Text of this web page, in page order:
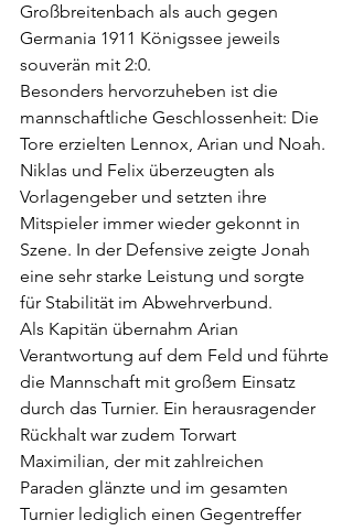
Großbreitenbach als auch gegen
Germania 1911 Königssee jeweils
souverän mit 2:0.
Besonders hervorzuheben ist die
mannschaftliche Geschlossenheit: Die
Tore erzielten Lennox, Arian und Noah.
Niklas und Felix überzeugten als
Vorlagengeber und setzten ihre
Mitspieler immer wieder gekonnt in
Szene. In der Defensive zeigte Jonah
eine sehr starke Leistung und sorgte
für Stabilität im Abwehrverbund.
Als Kapitän übernahm Arian
Verantwortung auf dem Feld und führte
die Mannschaft mit großem Einsatz
durch das Turnier. Ein herausragender
Rückhalt war zudem Torwart
Maximilian, der mit zahlreichen
Paraden glänzte und im gesamten
Turnier lediglich einen Gegentreffer